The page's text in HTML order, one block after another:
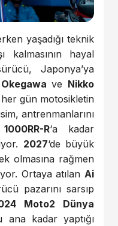
yaşadığı teknik
kalmasının hayal
Japonya’ya
Okegawa ve Nikko
gün motosikletin
antrenmanlarını
1000RR-R‘a kadar
2027‘de büyük
olmasına rağmen
Ortaya atılan Ai
pazarını sarsıp
Moto2 Dünya
ana kadar yaptığı